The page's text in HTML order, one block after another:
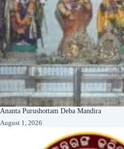
Ananta Purushottam Deba Mandira
August 1, 2026